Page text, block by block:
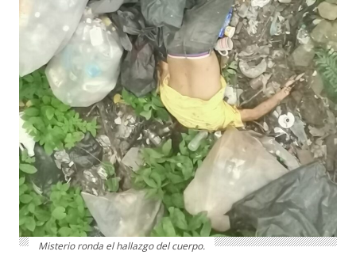
Misterio ronda el hallazgo del cuerpo.